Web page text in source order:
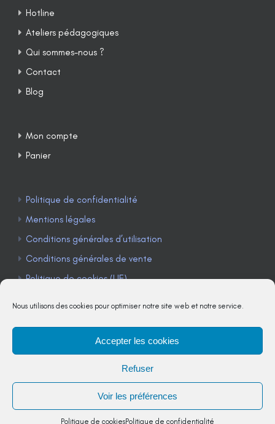
Nous utilisons des cookies pour optimiser notre site web et notre service.
Accepter les cookies
Refuser
Voir les préférences
Politique de cookiesPolitique de confidentialité
Hotline
Ateliers pédagogiques
Qui sommes-nous ?
Contact
Blog
Mon compte
Panier
Politique de confidentialité
Mentions légales
Conditions générales d’utilisation
Conditions générales de vente
Politique de cookies (UE)
TÉLÉPHONE : 04 90 85 22 98